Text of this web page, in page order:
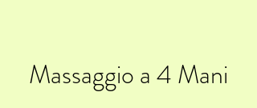
Massaggio a 4 Mani